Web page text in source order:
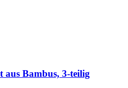
aus Bambus, 3-​teilig